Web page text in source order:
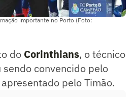
importante no Porto (Foto:
do Corinthians, o técnico
sendo convencido pelo
pelo Timão.